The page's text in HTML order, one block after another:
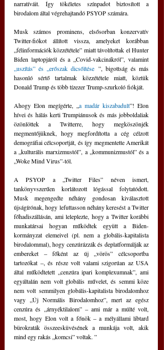
narratíváit. Így tökéletes színpadot biztosított a
birodalom által végrehajtandó PSYOP számára.
Musk számos prominens, elsősorban konzervatív
Twitter-fiókot állított vissza, amelyeket korábban
„félinformációk közzététele” miatt távolítottak el Hunter
„uszítás” és „erőszak dicsőítése ”, bigottság és más
hasonló sértő tartalmak közzététele miatt, köztük
Donald Trump és több tízezer Trump-szurkoló fiókját.
Ahogy Elon megígérte, „a madár kiszabadult”! Elon
hívei és hálás kerti Trumpiánusok és más jobboldaliak
özönlöttek a Twitterre, hogy megköszönjék
megmentőjüknek, hogy megfordította a cég célzott
demográfiai célcsoportját, és így megmentette Amerikát
a „kulturális marxizmustól”, a „kommunizmustól” és a
„Woke Mind Virus”-tól.
A PSYOP a „Twitter Files” néven ismert,
tankönyvszerűen korlátozott lógással folytatódott.
Musk megengedte néhány gondosan kiválasztott
újságírónak, hogy lefuttasson néhány keresést a Twitter
főhadiszállásán, ami leleplezte, hogy a Twitter korábbi
munkatársai hogyan működtek együtt a Biden-
kormányzat elemeivel (pl. nem a globális-kapitalista
birodalommal), hogy cenzúrázzák és deplatformálják az
embereket ‒ főként az új „vörös” célcsoportba
tartozókat ‒, és része volt valami szigorúan az USA
által működtetett „cenzúra ipari komplexumnak”, ami
egyáltalán nem volt globális művelet, és semmi köze
nem volt semmilyen globális-kapitalista birodalomhoz
vagy „Új Normális Birodalomhoz”, mert az egész
cenzúra és „árnyéktilalom” ‒ ami már a múlté volt,
most, hogy Elon volt a főnök ‒ a mélyállami libtard
bürokraták összeesküvésének a munkája volt, akik
mind egy rakás „komcsi” voltak. ”